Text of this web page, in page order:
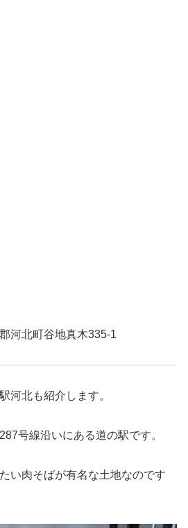
河北町谷地真木335-1
河北も紹介します。
号線沿いにある道の駅です。
い肉そばが有名な土地なのです